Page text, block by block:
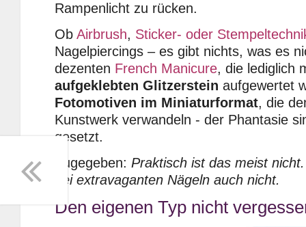
Rampenlicht zu rücken.
Ob Airbrush, Sticker- oder
Nagelpiercings – es gibt nichts, was es
dezenten French Manicure, die lediglich
aufgeklebten Glitzerstein aufgewertet
Fotomotiven im Miniaturformat, die
Kunstwerk verwandeln - der Phantasie
gesetzt.
Zugegeben: Praktisch ist das meist
bei extravaganten Nägeln auch nicht.
Den eigenen Typ nicht